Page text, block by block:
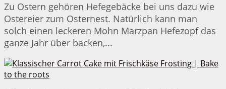
Zu Ostern gehören Hefegebäcke bei uns dazu wie
Ostereier zum Osternest. Natürlich kann man
solch einen leckeren Mohn Marzpan Hefezopf das
ganze Jahr über backen,...